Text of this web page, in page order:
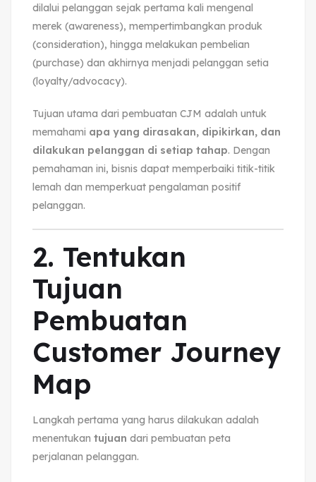
dilalui pelanggan sejak pertama kali mengenal
merek (awareness), mempertimbangkan produk
(consideration), hingga melakukan pembelian
(purchase) dan akhirnya menjadi pelanggan setia
(loyalty/advocacy).
Tujuan utama dari pembuatan CJM adalah untuk
memahami apa yang dirasakan, dipikirkan, dan
dilakukan pelanggan di setiap tahap. Dengan
pemahaman ini, bisnis dapat memperbaiki titik-titik
lemah dan memperkuat pengalaman positif
pelanggan.
2. Tentukan
Tujuan
Pembuatan
Customer Journey
Map
Langkah pertama yang harus dilakukan adalah
menentukan tujuan dari pembuatan peta
perjalanan pelanggan.